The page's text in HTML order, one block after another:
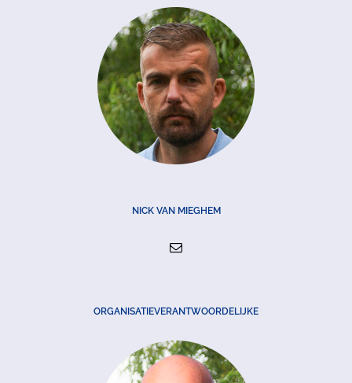
NICK VAN MIEGHEM
ORGANISATIEVERANTWOORDELIJKE